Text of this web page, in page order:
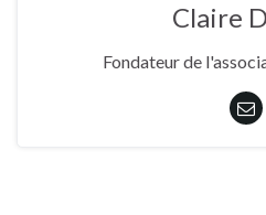
Claire
Fondateur de